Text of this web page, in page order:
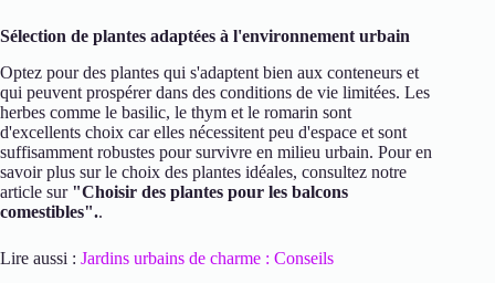
Sélection de plantes adaptées à l'environnement urbain
Optez pour des plantes qui s'adaptent bien aux conteneurs et
qui peuvent prospérer dans des conditions de vie limitées. Les
herbes comme le basilic, le thym et le romarin sont
d'excellents choix car elles nécessitent peu d'espace et sont
suffisamment robustes pour survivre en milieu urbain. Pour en
savoir plus sur le choix des plantes idéales, consultez notre
article sur "Choisir des plantes pour les balcons
comestibles"..
Lire aussi : Jardins urbains de charme : Conseils